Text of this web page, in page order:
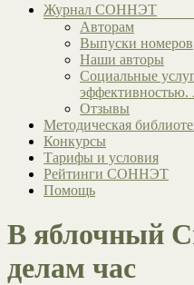
Журнал СОННЭТ
Авторам
Выпуски номеров
Наши авторы
Социальные
эффективностью.
Отзывы
Методическая
Конкурсы
Тарифы и условия
Рейтинги СОННЭТ
Помощь
В яблочный
делам час